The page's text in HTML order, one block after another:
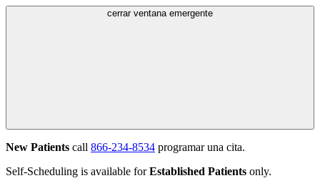
cerrar ventana emergente
New Patients call 866-234-8534 programar una cita.
Self-Scheduling is available forEstablished Patients only.